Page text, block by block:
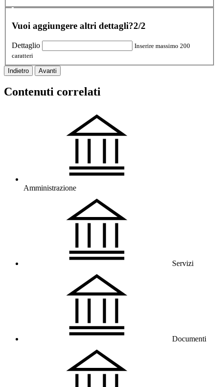
Vuoi aggiungere altri dettagli?2/2
Dettaglio
Inserire massimo 200
caratteri
Indietro Avanti
Contenuti correlati
Amministrazione
Servizi
Documenti